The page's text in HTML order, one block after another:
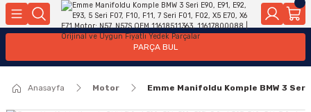
Geri Dön
Geri Dön
Geri Dön
Motor Elektrik
Ateşleme Buji Bobin Buji Kablosu
Geri Dön
Geri Dön
Geri Dön
Kollar
Geri Dön
Geri Dön
Ön Arka
Geri Dön
PARÇA BUL
Anasayfa Motor Emme Manifoldu Komple BMW 3 Seri